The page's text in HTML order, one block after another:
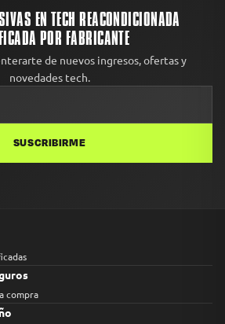
EN TECH REACONDICIONADA
POR FABRICANTE
de nuevos ingresos, ofertas y
novedades tech.
SUSCRIBIRME
compra